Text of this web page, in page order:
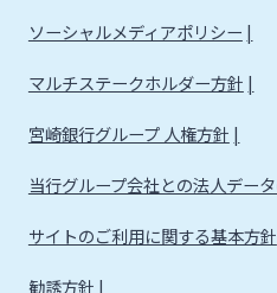
ソーシャルメディアポリシー
マルチステークホルダー方針
宮崎銀行グループ 人権方針
当行グループ会社との法人デー
サイトのご利用に関する基本方針
勧誘方針